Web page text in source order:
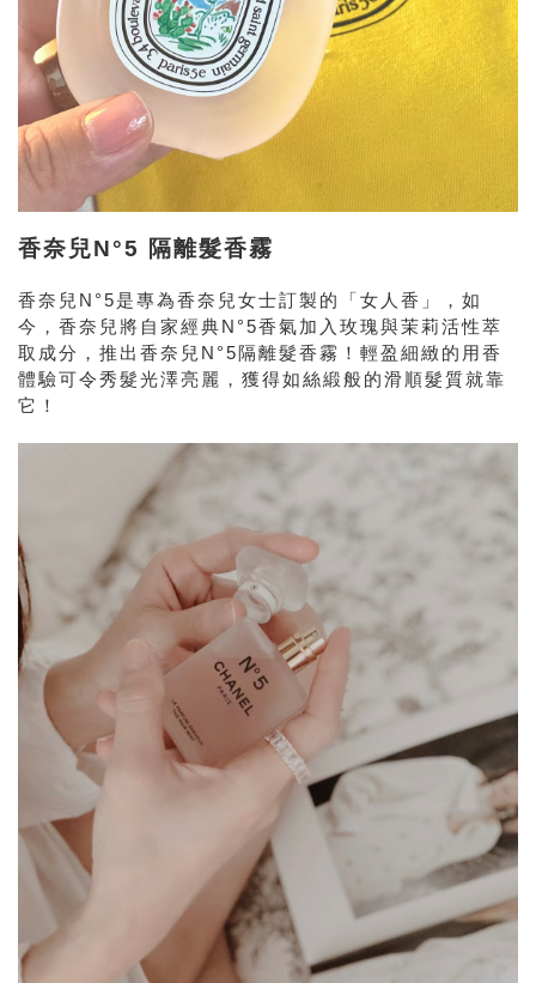
香奈兒N°5 隔離髮香霧
香奈兒N°5是專為香奈兒女士訂製的「女人香」，如
今，香奈兒將自家經典N°5香氣加入玫瑰與茉莉活性萃
取成分，推出香奈兒N°5隔離髮香霧！輕盈細緻的用香
體驗可令秀髮光澤亮麗，獲得如絲緞般的滑順髮質就靠
它！